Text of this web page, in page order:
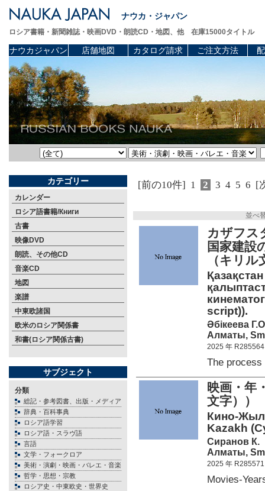
ナウカ・ジャパン
ロシア書籍・新聞雑誌・映画DVD・朗読CD・地図、他 在庫15000タイトル
ナウカジャパン 店舗地図 カタログ請求 ご注文方法
カテゴリー
カレンダー
ロシア語書籍/Книги
古書
映像DVD
朗読、その他CD
音楽CD
地図
楽譜
中東欧諸国
欧米のロシア関係書
和書(ロシア関係古書)
サブジェクト
分類
総記・参考図書、出版・メディア
辞典・百科事典
ロシア語学習
ロシア語・スラヴ語
言語
文学・フォークロア
美術・演劇・映画・バレエ・音楽
哲学・思想・宗教
ロシア史・中東欧史・世界史
[前の10件] 1 2 3 4 5 6 [
並べ
カザフス
国家建設
（キリル
script)).
Әбікеева
Алматы,
2025 年 R285564
The
映画・
文字））
Кино-
Kazakh
Сиранов К.
Алматы,
2025 年 R285571
Movies-